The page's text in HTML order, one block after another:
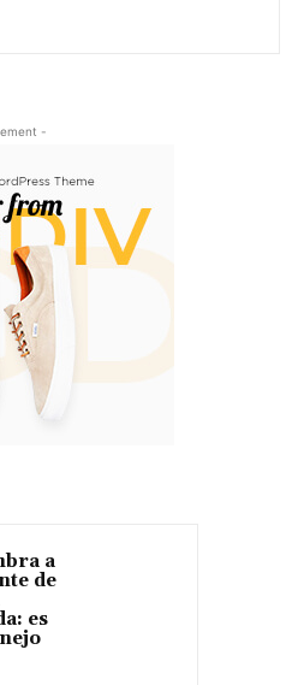
-
a
de
es